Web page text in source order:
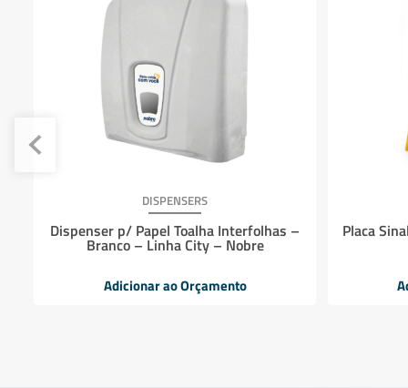
DISPENSERS
Dispenser p/ Papel Toalha Interfolhas –
Branco – Linha City – Nobre
Adicionar ao Orçamento
Placa